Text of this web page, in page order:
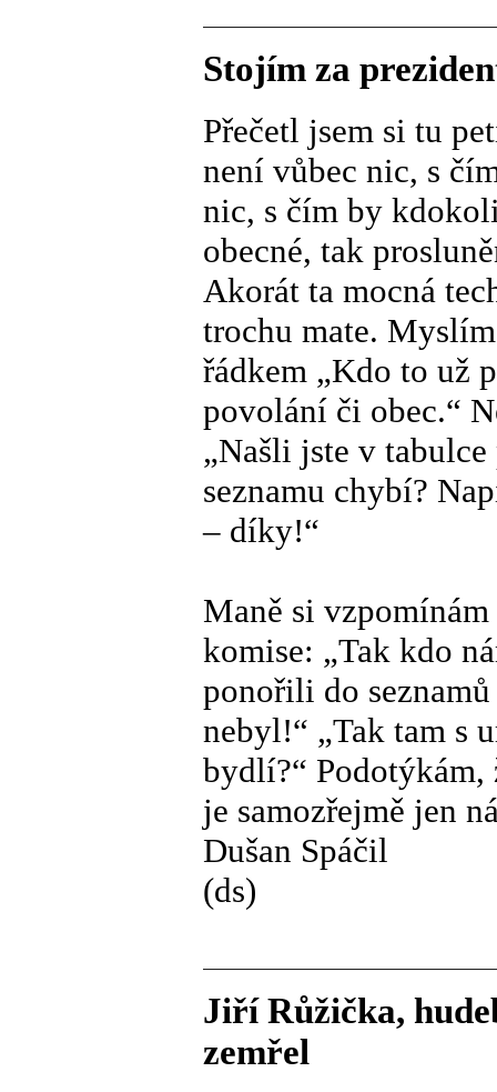
Stojím za
Přečetl jsem si tu
není vůbec nic, s
nic, s čím by
obecné, tak
Akorát ta mocná
trochu mate.
řádkem „Kdo to už
povolání či obec.“
„Našli jste v
seznamu chybí?
– díky!“
Maně si
komise: „Tak kdo
ponořili do
nebyl!“ „Tak tam s
bydlí?“
je samozřejmě jen
Dušan Spáčil
(ds)
Jiří Růžička,
zemřel